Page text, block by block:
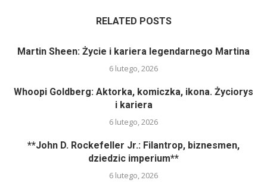
RELATED POSTS
Martin Sheen: Życie i kariera legendarnego Martina
6 lutego, 2026
Whoopi Goldberg: Aktorka, komiczka, ikona. Życiorys
i kariera
6 lutego, 2026
**John D. Rockefeller Jr.: Filantrop, biznesmen,
dziedzic imperium**
6 lutego, 2026